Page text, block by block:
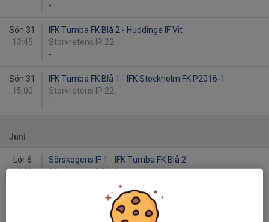
-
Sön 31
13:45
IFK Tumba FK Blå 2 - Huddinge IF Vit
Storvretens IP 22
-
Sön 31
15:00
IFK Tumba FK Blå 1 - IFK Stockholm FK P2016-1
Storvretens IP 22
-
Juni
Lör 6
13:30
Sörskogens IF 1 - IFK Tumba FK Blå 2
Sörskogens BP 12
Marockanska FC 3 - IFK Tumba FK Blå 1